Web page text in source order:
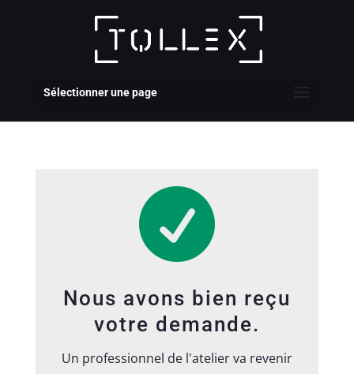
Sélectionner une page

Nous avons bien reçu
votre demande.
Un professionnel de l'atelier va revenir